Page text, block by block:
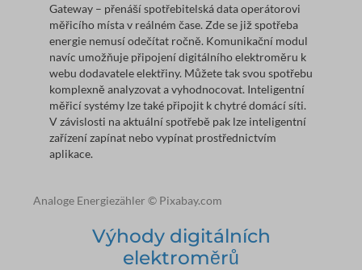
Gateway – přenáší spotřebitelská data operátorovi
měřicího místa v reálném čase. Zde se již spotřeba
energie nemusí odečítat ročně. Komunikační modul
navíc umožňuje připojení digitálního elektroměru k
webu dodavatele elektřiny. Můžete tak svou spotřebu
komplexně analyzovat a vyhodnocovat. Inteligentní
měřicí systémy lze také připojit k chytré domácí síti.
V závislosti na aktuální spotřebě pak lze inteligentní
zařízení zapínat nebo vypínat prostřednictvím
aplikace.
Analoge Energiezähler © Pixabay.com
Výhody digitálních
elektroměrů